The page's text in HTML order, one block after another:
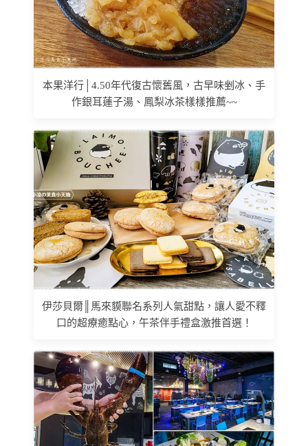
本果洋行│4.50年代復古懷舊風，古早味剉冰、手
作銀耳蓮子湯、鳳梨冰茶樣樣推薦~~
伊莎貝爾║馬來貘聯名系列人氣甜點，讓人愛不釋
口的超療癒點心，午茶伴手禮盒激推首選！